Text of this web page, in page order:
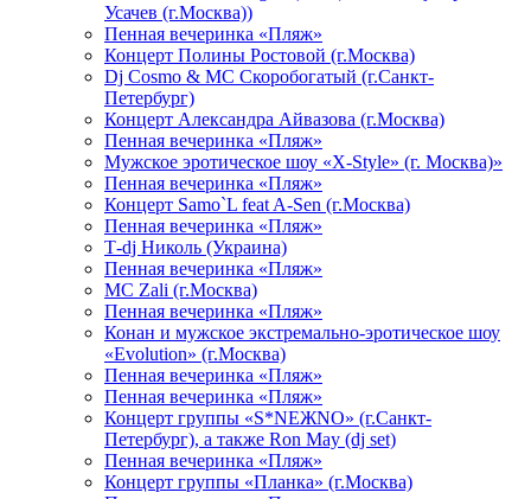
Усачев (г.Москва))
Пенная вечеринка «Пляж»
Концерт Полины Ростовой (г.Москва)
Dj Cosmo & МС Скоробогатый (г.Санкт-
Петербург)
Концерт Александра Айвазова (г.Москва)
Пенная вечеринка «Пляж»
Мужское эротическое шоу «X-Style» (г. Москва)»
Пенная вечеринка «Пляж»
Концерт Samo`L feat A-Sen (г.Москва)
Пенная вечеринка «Пляж»
Т-dj Николь (Украина)
Пенная вечеринка «Пляж»
МС Zali (г.Москва)
Пенная вечеринка «Пляж»
Конан и мужское экстремально-эротическое шоу
«Evolution» (г.Москва)
Пенная вечеринка «Пляж»
Пенная вечеринка «Пляж»
Концерт группы «S*NEЖNO» (г.Санкт-
Петербург), а также Ron May (dj set)
Пенная вечеринка «Пляж»
Концерт группы «Планка» (г.Москва)